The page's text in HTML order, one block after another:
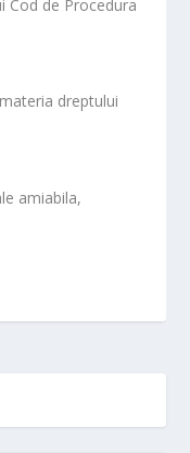
Cod de Procedura
dreptului
amiabila,